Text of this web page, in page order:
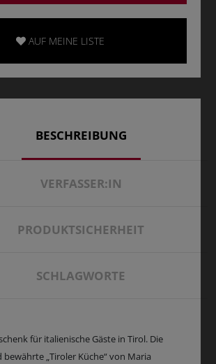
AUF MEINE LISTE
BESCHREIBUNG
VERFASSER:IN
PRODUKTSICHERHEIT
SCHLAGWORTE
für italienische Gäste in Tirol. Die
„Tiroler Küche“ von Maria